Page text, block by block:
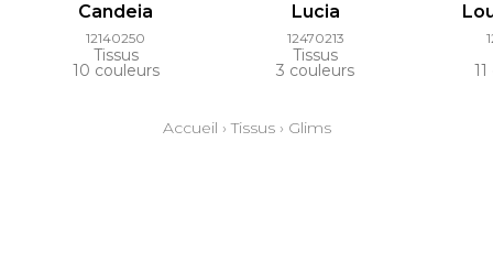
Candeia
12140250
Tissus
10 couleurs
Lucia
12470213
Tissus
3 couleurs
Accueil ›Tissus› Glims